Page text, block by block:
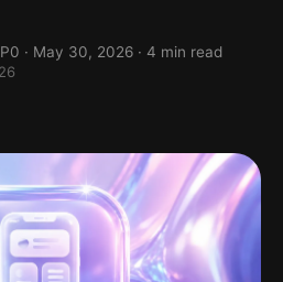
· May 30, 2026 · 4 min read